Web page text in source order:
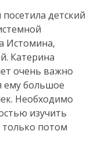
детский
Истомина,
Катерина
очень важно
ему большое
Необходимо
изучить
только потом